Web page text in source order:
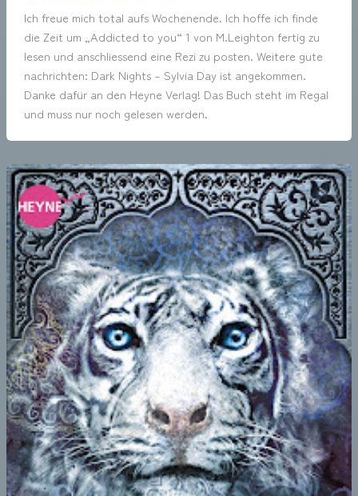
Ich freue mich total aufs Wochenende. Ich hoffe ich finde
die Zeit um „Addicted to you“ 1 von M.Leighton fertig zu
lesen und anschliessend eine Rezi zu posten. Weitere gute
nachrichten: Dark Nights – Sylvia Day ist angekommen.
Danke dafür an den Heyne Verlag! Das Buch steht im Regal
und muss nur noch gelesen werden.